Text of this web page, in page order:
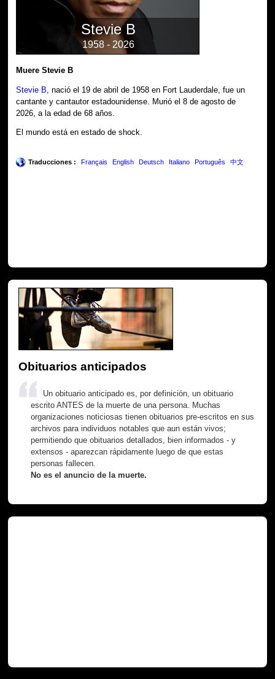
Stevie B
1958 - 2026
Muere Stevie B
Stevie B , nació el 19 de abril de 1958 en Fort Lauderdale, fue un
cantante y cantautor estadounidense. Murió el 8 de agosto de
2026, a la edad de 68 años.
El mundo está en estado de shock.
Traducciones : Français English Deutsch Italiano Português 中文
Obituarios anticipados
Un obituario anticipado es, por definición, un obituario
escrito ANTES de la muerte de una persona. Muchas
organizaciones noticiosas tienen obituarios pre-escritos en sus
archivos para individuos notables que aun están vivos;
permitiendo que obituarios detallados, bien informados - y
extensos - aparezcan rápidamente luego de que estas
personas fallecen.
No es el anuncio de la muerte.